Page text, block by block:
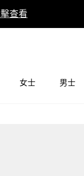
查看
女士 男士